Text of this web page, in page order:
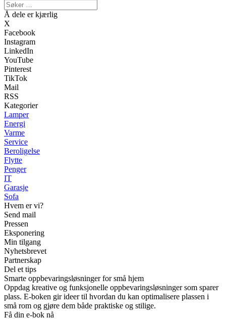
Å dele er kjærlig
X
Facebook
Instagram
LinkedIn
YouTube
Pinterest
TikTok
Mail
RSS
Kategorier
Lamper
Energi
Varme
Service
Beroligelse
Flytte
Penger
IT
Garasje
Sofa
Hvem er vi?
Send mail
Pressen
Eksponering
Min tilgang
Nyhetsbrevet
Partnerskap
Del et tips
Smarte oppbevaringsløsninger for små hjem
Oppdag kreative og funksjonelle oppbevaringsløsninger som sparer
plass. E-boken gir ideer til hvordan du kan optimalisere plassen i
små rom og gjøre dem både praktiske og stilige.
Få din e-bok nå